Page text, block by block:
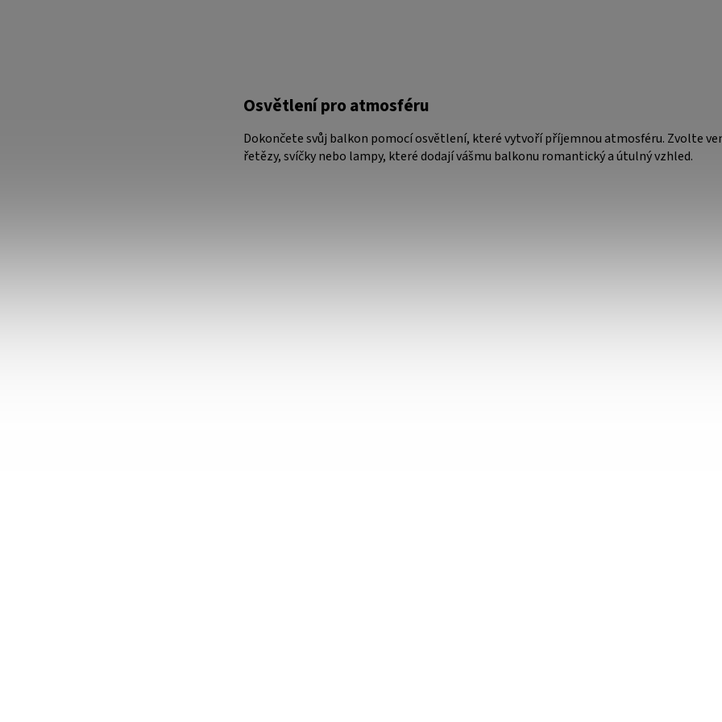
Osvětlení pro atmosféru
Dokončete svůj balkon pomocí osvětlení, které vytvoří příjemnou atmosféru. Zvolte
řetězy, svíčky nebo lampy, které dodají vášmu balkonu romantický a útulný vzhled.